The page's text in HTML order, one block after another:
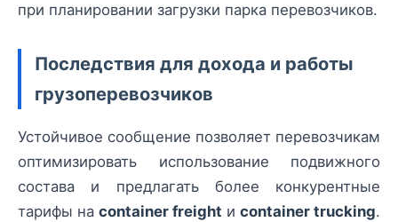
при планировании загрузки парка перевозчиков.
Последствия для дохода и работы
грузоперевозчиков
Устойчивое сообщение позволяет перевозчикам
оптимизировать использование подвижного
состава и предлагать более конкурентные
тарифы на container freight и container trucking.